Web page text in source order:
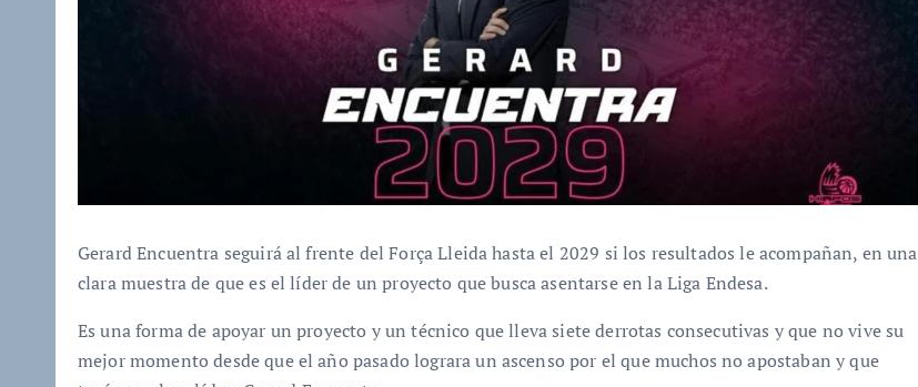
Gerard Encuentra seguirá al frente del Força Lleida hasta el 2029 si los resultados le acompañan, en una
clara muestra de que es el líder de un proyecto que busca asentarse en la Liga Endesa.
Es una forma de apoyar un proyecto y un técnico que lleva siete derrotas consecutivas y que no vive su
mejor momento desde que el año pasado lograra un ascenso por el que muchos no apostaban y que